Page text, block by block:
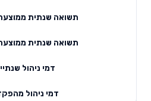
תשואה שנתית ממוצעת 3
תשואה שנתית ממוצעת 5
דמי ניהול
דמי ניהול